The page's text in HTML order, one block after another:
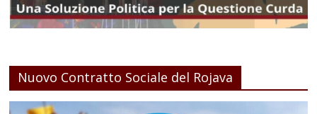
Nuovo Contratto Sociale del Rojava